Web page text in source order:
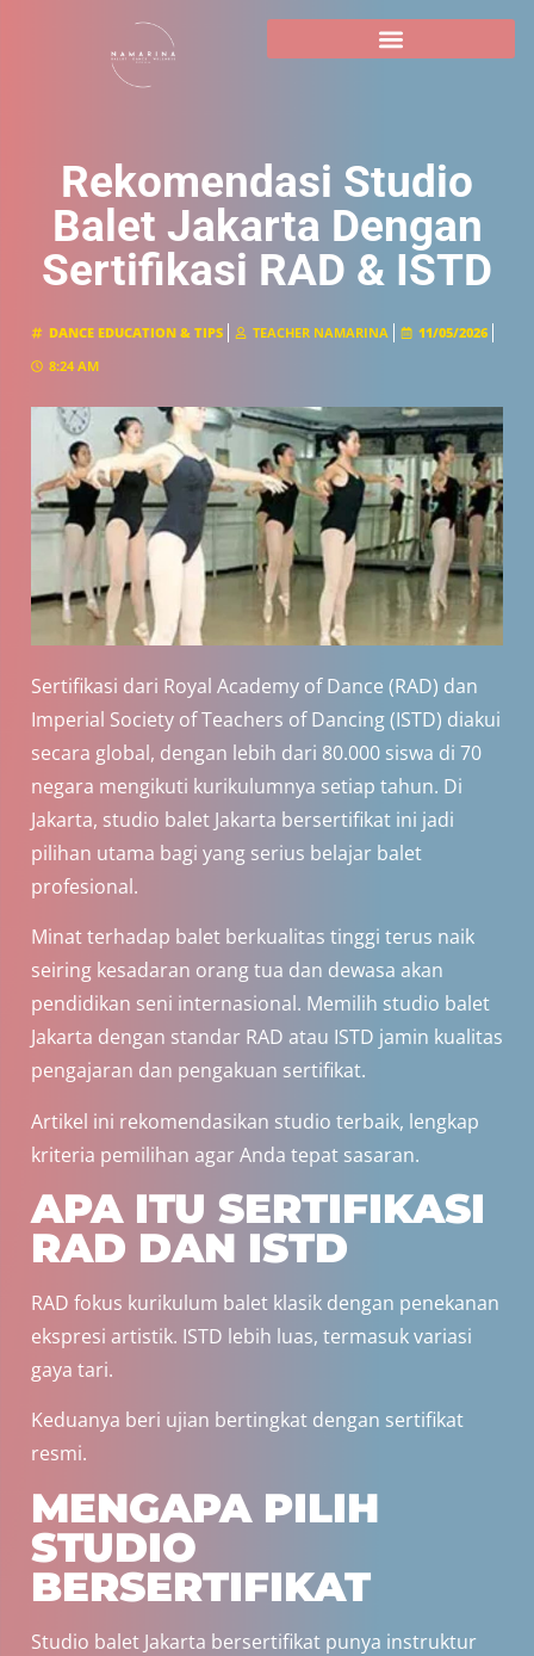
Rekomendasi Studio
Balet Jakarta Dengan
Sertifikasi RAD & ISTD
DANCE EDUCATION & TIPS TEACHER NAMARINA
11/05/2026
8:24 AM
Sertifikasi dari Royal Academy of Dance (RAD) dan
Imperial Society of Teachers of Dancing (ISTD) diakui
secara global, dengan lebih dari 80.000 siswa di 70
negara mengikuti kurikulumnya setiap tahun. Di
Jakarta, studio balet Jakarta bersertifikat ini jadi
pilihan utama bagi yang serius belajar balet
profesional.
Minat terhadap balet berkualitas tinggi terus naik
seiring kesadaran orang tua dan dewasa akan
pendidikan seni internasional. Memilih studio balet
Jakarta dengan standar RAD atau ISTD jamin kualitas
pengajaran dan pengakuan sertifikat.
Artikel ini rekomendasikan studio terbaik, lengkap
kriteria pemilihan agar Anda tepat sasaran.
APA ITU SERTIFIKASI
RAD DAN ISTD
RAD fokus kurikulum balet klasik dengan penekanan
ekspresi artistik. ISTD lebih luas, termasuk variasi
gaya tari.
Keduanya beri ujian bertingkat dengan sertifikat
resmi.
MENGAPA PILIH
STUDIO
BERSERTIFIKAT
Studio balet Jakarta bersertifikat punya instruktur